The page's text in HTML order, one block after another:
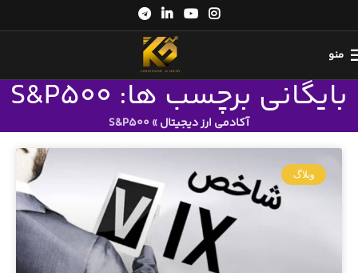
منو
بایگانی برچسب ها: S&P500
آکادمی ارز دیجیتال»
S&P500
وبلاگ